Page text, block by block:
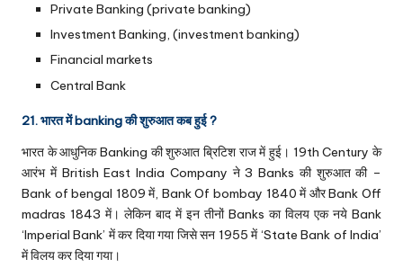
Private Banking (private banking)
Investment Banking, (investment banking)
Financial markets
Central Bank
21. भारत में banking की शुरुआत कब हुई ?
भारत के आधुनिक Banking की शुरुआत ब्रिटिश राज में हुई। 19th Century के
आरंभ में British East India Company ने 3 Banks की शुरुआत की –
Bank of bengal 1809 में, Bank Of bombay 1840 में और Bank Off
madras 1843 में। लेकिन बाद में इन तीनों Banks का विलय एक नये Bank
‘Imperial Bank’ में कर दिया गया जिसे सन 1955 में ‘State Bank of India’
में विलय कर दिया गया।